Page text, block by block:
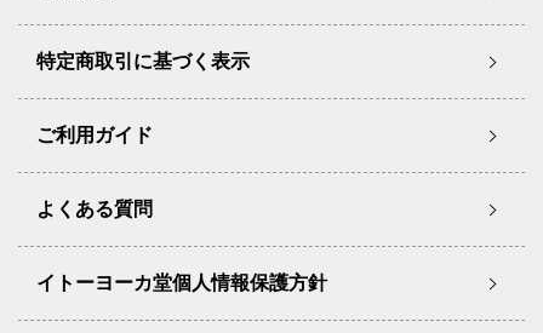
特定商取引に基づく表示
ご利用ガイド
よくある質問
イトーヨーカ堂個人情報保護方針